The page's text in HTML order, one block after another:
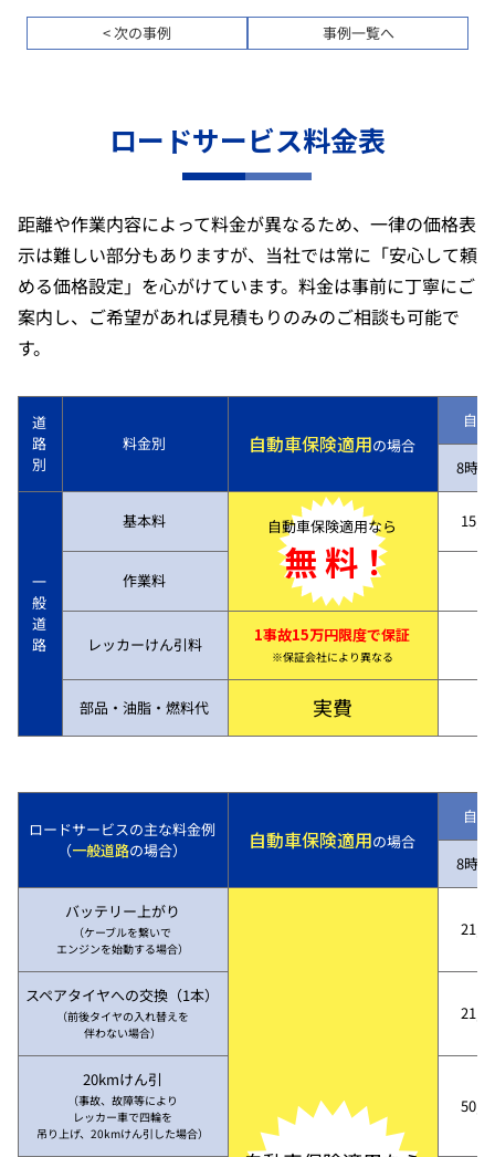
< 次の事例 事例一覧へ
ロードサービス料金表
距離や作業内容によって料金が異なるため、一律の価格表
示は難しい部分もありますが、当社では常に「安心して頼
める価格設定」を心がけています。料金は事前に丁寧にご
案内し、ご希望があれば見積もりのみのご相談も可能で
す。
道
路
別
料金別 自動車保険適用の場合
自
8時
一
般
道
路
基本料 自動車保険適用なら
無 料！
作業料
レッカーけん引料 1事故15万円限度で保証
※保証会社により異なる
部品・油脂・燃料代 実費
ロードサービスの主な料金例
（一般道路の場合） 自動車保険適用の場合
自
8時
バッテリー上がり
（ケーブルを繋いで
エンジンを始動する場合）
スペアタイヤへの交換（1本）
（前後タイヤの入れ替えを
伴わない場合）
20kmけん引
（事故、故障等により
レッカー車で四輪を
吊り上げ、20kmけん引した場合）